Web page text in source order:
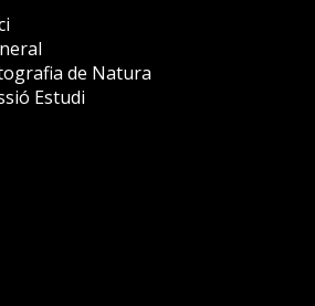
de Natura
Estudi